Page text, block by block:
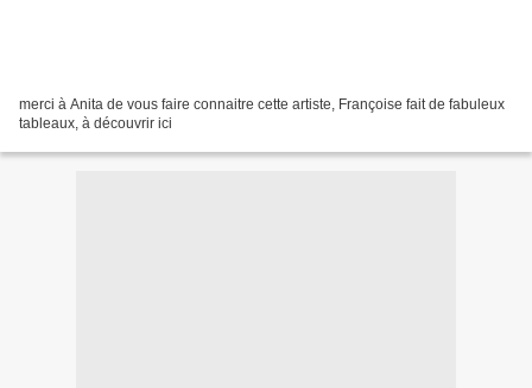
merci à Anita de vous faire connaitre cette artiste, Françoise fait de fabuleux
tableaux, à découvrir ici